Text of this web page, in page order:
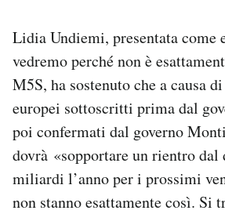
Lidia Undiemi, presentata come
vedremo perché non è
M5S, ha sostenuto che a causa
europei sottoscritti prima dal
poi confermati dal governo
dovrà «sopportare un rientro dal
miliardi l’anno per i prossimi
non stanno esattamente così. Si